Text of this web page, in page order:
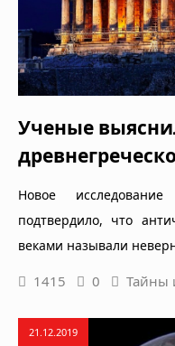
Ученые
Новое исследование
подтвердило, что
веками называли
1415 0 Тайны
21.12.2019